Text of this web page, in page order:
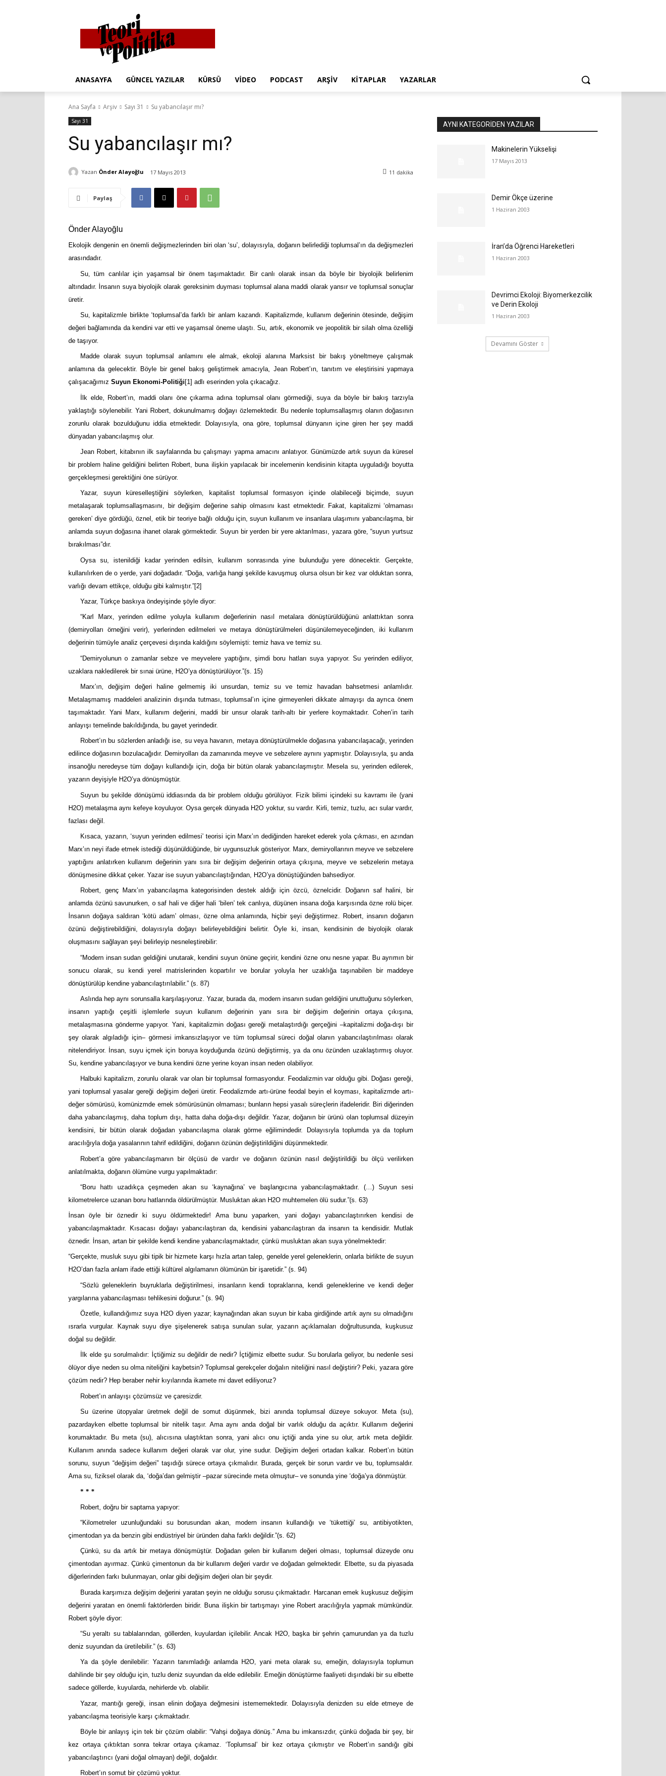
ANASAYFA GÜNCEL YAZILAR KÜRSÜ VIDEO PODCAST ARŞIV KITAPLAR YAZARLAR
Ana Sayfa Arşiv Sayı 31 Su yabancılaşır mı?
Sayı 31
Su yabancılaşır mı?
Yazan Önder Alayoğlu 17 Mayıs 2013 11 dakika
Paylaş
Önder Alayoğlu
Ekolojik dengenin en önemli değişmezlerinden biri olan ‘su’, dolayısıyla, doğanın belirlediği toplumsal’ın da değişmezleri
arasındadır.
Su, tüm canlılar için yaşamsal bir önem taşımaktadır. Bir canlı olarak insan da böyle bir biyolojik belirlenim
altındadır. İnsanın suya biyolojik olarak gereksinim duyması toplumsal alana maddi olarak yansır ve toplumsal sonuçlar
üretir.
Su, kapitalizmle birlikte ‘toplumsal’da farklı bir anlam kazandı. Kapitalizmde, kullanım değerinin ötesinde, değişim
değeri bağlamında da kendini var etti ve yaşamsal öneme ulaştı. Su, artık, ekonomik ve jeopolitik bir silah olma özelliği
de taşıyor.
Madde olarak suyun toplumsal anlamını ele almak, ekoloji alanına Marksist bir bakış yöneltmeye çalışmak
anlamına da gelecektir. Böyle bir genel bakış geliştirmek amacıyla, Jean Robert’ın, tanıtım ve eleştirisini yapmaya
çalışacağımız Suyun Ekonomi-Politiği [1] adlı eserinden yola çıkacağız.
İlk elde, Robert’ın, maddi olanı öne çıkarma adına toplumsal olanı görmediği, suya da böyle bir bakış tarzıyla
yaklaştığı söylenebilir. Yani Robert, dokunulmamış doğayı özlemektedir. Bu nedenle toplumsallaşmış olanın doğasının
zorunlu olarak bozulduğunu iddia etmektedir. Dolayısıyla, ona göre, toplumsal dünyanın içine giren her şey maddi
dünyadan yabancılaşmış olur.
Jean Robert, kitabının ilk sayfalarında bu çalışmayı yapma amacını anlatıyor. Günümüzde artık suyun da küresel
bir problem haline geldiğini belirten Robert, buna ilişkin yapılacak bir incelemenin kendisinin kitapta uyguladığı boyutta
gerçekleşmesi gerektiğini öne sürüyor.
Yazar, suyun küreselleştiğini söylerken, kapitalist toplumsal formasyon içinde olabileceği biçimde, suyun
metalaşarak toplumsallaşmasını, bir değişim değerine sahip olmasını kast etmektedir. Fakat, kapitalizmi ‘olmaması
gereken’ diye gördüğü, öznel, etik bir teoriye bağlı olduğu için, suyun kullanım ve insanlara ulaşımını yabancılaşma, bir
anlamda suyun doğasına ihanet olarak görmektedir. Suyun bir yerden bir yere aktarılması, yazara göre, “suyun yurtsuz
bırakılması”dır.
Oysa su, istenildiği kadar yerinden edilsin, kullanım sonrasında yine bulunduğu yere dönecektir. Gerçekte,
kullanılırken de o yerde, yani doğadadır. “Doğa, varlığa hangi şekilde kavuşmuş olursa olsun bir kez var olduktan sonra,
varlığı devam ettikçe, olduğu gibi kalmıştır.”[2]
Yazar, Türkçe baskıya öndeyişinde şöyle diyor:
“Karl Marx, yerinden edilme yoluyla kullanım değerlerinin nasıl metalara dönüştürüldüğünü anlattıktan sonra
(demiryolları örneğini verir), yerlerinden edilmeleri ve metaya dönüştürülmeleri düşünülemeyeceğinden, iki kullanım
değerinin tümüyle analiz çerçevesi dışında kaldığını söylemişti: temiz hava ve temiz su.
“Demiryolunun o zamanlar sebze ve meyvelere yaptığını, şimdi boru hatları suya yapıyor. Su yerinden ediliyor,
uzaklara nakledilerek bir sınai ürüne, H2O’ya dönüştürülüyor.”(s. 15)
Marx’ın, değişim değeri haline gelmemiş iki unsurdan, temiz su ve temiz havadan bahsetmesi anlamlıdır.
Metalaşmamış maddeleri analizinin dışında tutması, toplumsal’ın içine girmeyenleri dikkate almayışı da ayrıca önem
taşımaktadır. Yani Marx, kullanım değerini, maddi bir unsur olarak tarih-altı bir yerlere koymaktadır. Cohen’in tarih
anlayışı temelinde bakıldığında, bu gayet yerindedir.
Robert’ın bu sözlerden anladığı ise, su veya havanın, metaya dönüştürülmekle doğasına yabancılaşacağı, yerinden
edilince doğasının bozulacağıdır. Demiryolları da zamanında meyve ve sebzelere aynını yapmıştır. Dolayısıyla, şu anda
insanoğlu neredeyse tüm doğayı kullandığı için, doğa bir bütün olarak yabancılaşmıştır. Mesela su, yerinden edilerek,
yazarın deyişiyle H2O’ya dönüşmüştür.
Suyun bu şekilde dönüşümü iddiasında da bir problem olduğu görülüyor. Fizik bilimi içindeki su kavramı ile (yani
H2O) metalaşma aynı kefeye koyuluyor. Oysa gerçek dünyada H2O yoktur, su vardır. Kirli, temiz, tuzlu, acı sular vardır,
fazlası değil.
Kısaca, yazarın, ‘suyun yerinden edilmesi’ teorisi için Marx’ın dediğinden hareket ederek yola çıkması, en azından
Marx’ın neyi ifade etmek istediği düşünüldüğünde, bir uygunsuzluk gösteriyor. Marx, demiryollarının meyve ve sebzelere
yaptığını anlatırken kullanım değerinin yanı sıra bir değişim değerinin ortaya çıkışına, meyve ve sebzelerin metaya
dönüşmesine dikkat çeker. Yazar ise suyun yabancılaştığından, H2O’ya dönüştüğünden bahsediyor.
Robert, genç Marx’ın yabancılaşma kategorisinden destek aldığı için özcü, öznelcidir. Doğanın saf halini, bir
anlamda özünü savunurken, o saf hali ve diğer hali ‘bilen’ tek canlıya, düşünen insana doğa karşısında özne rolü biçer.
İnsanın doğaya saldıran ‘kötü adam’ olması, özne olma anlamında, hiçbir şeyi değiştirmez. Robert, insanın doğanın
özünü değiştirebildiğini, dolayısıyla doğayı belirleyebildiğini belirtir. Öyle ki, insan, kendisinin de biyolojik olarak
oluşmasını sağlayan şeyi belirleyip nesneleştirebilir:
“Modern insan sudan geldiğini unutarak, kendini suyun önüne geçirir, kendini özne onu nesne yapar. Bu ayrımın bir
sonucu olarak, su kendi yerel matrislerinden kopartılır ve borular yoluyla her uzaklığa taşınabilen bir maddeye
dönüştürülüp kendine yabancılaştırılabilir.” (s. 87)
Aslında hep aynı sorunsalla karşılaşıyoruz. Yazar, burada da, modern insanın sudan geldiğini unuttuğunu söylerken,
insanın yaptığı çeşitli işlemlerle suyun kullanım değerinin yanı sıra bir değişim değerinin ortaya çıkışına,
metalaşmasına gönderme yapıyor. Yani, kapitalizmin doğası gereği metalaştırdığı gerçeğini –kapitalizmi doğa-dışı bir
şey olarak algıladığı için– görmesi imkansızlaşıyor ve tüm toplumsal süreci doğal olanın yabancılaştırılması olarak
nitelendiriyor. İnsan, suyu içmek için boruya koyduğunda özünü değiştirmiş, ya da onu özünden uzaklaştırmış oluyor.
Su, kendine yabancılaşıyor ve buna kendini özne yerine koyan insan neden olabiliyor.
Halbuki kapitalizm, zorunlu olarak var olan bir toplumsal formasyondur. Feodalizmin var olduğu gibi. Doğası gereği,
yani toplumsal yasalar gereği değişim değeri üretir. Feodalizmde artı-ürüne feodal beyin el koyması, kapitalizmde artı-
değer sömürüsü, komünizmde emek sömürüsünün olmaması; bunların hepsi yasalı süreçlerin ifadeleridir. Biri diğerinden
daha yabancılaşmış, daha toplum dışı, hatta daha doğa-dışı değildir. Yazar, doğanın bir ürünü olan toplumsal düzeyin
kendisini, bir bütün olarak doğadan yabancılaşma olarak görme eğilimindedir. Dolayısıyla toplumda ya da toplum
aracılığıyla doğa yasalarının tahrif edildiğini, doğanın özünün değiştirildiğini düşünmektedir.
Robert’a göre yabancılaşmanın bir ölçüsü de vardır ve doğanın özünün nasıl değiştirildiği bu ölçü verilirken
anlatılmakta, doğanın ölümüne vurgu yapılmaktadır:
“Boru hattı uzadıkça çeşmeden akan su ‘kaynağına’ ve başlangıcına yabancılaşmaktadır. (…) Suyun sesi
kilometrelerce uzanan boru hatlarında öldürülmüştür. Musluktan akan H2O muhtemelen ölü sudur.”(s. 63)
İnsan öyle bir öznedir ki suyu öldürmektedir! Ama bunu yaparken, yani doğayı yabancılaştırırken kendisi de
yabancılaşmaktadır. Kısacası doğayı yabancılaştıran da, kendisini yabancılaştıran da insanın ta kendisidir. Mutlak
öznedir. İnsan, artan bir şekilde kendi kendine yabancılaşmaktadır, çünkü musluktan akan suya yönelmektedir:
“Gerçekte, musluk suyu gibi tipik bir hizmete karşı hızla artan talep, genelde yerel geleneklerin, onlarla birlikte de suyun
H2O’dan fazla anlam ifade ettiği kültürel algılamanın ölümünün bir işaretidir.” (s. 94)
“Sözlü geleneklerin buyruklarla değiştirilmesi, insanların kendi topraklarına, kendi geleneklerine ve kendi değer
yargılarına yabancılaşması tehlikesini doğurur.” (s. 94)
Özetle, kullandığımız suya H2O diyen yazar; kaynağından akan suyun bir kaba girdiğinde artık aynı su olmadığını
ısrarla vurgular. Kaynak suyu diye şişelenerek satışa sunulan sular, yazarın açıklamaları doğrultusunda, kuşkusuz
doğal su değildir.
İlk elde şu sorulmalıdır: İçtiğimiz su değildir de nedir? İçtiğimiz elbette sudur. Su borularla geliyor, bu nedenle sesi
ölüyor diye neden su olma niteliğini kaybetsin? Toplumsal gerekçeler doğalın niteliğini nasıl değiştirir? Peki, yazara göre
çözüm nedir? Hep beraber nehir kıyılarında ikamete mi davet ediliyoruz?
Robert’ın anlayışı çözümsüz ve çaresizdir.
Su üzerine ütopyalar üretmek değil de somut düşünmek, bizi anında toplumsal düzeye sokuyor. Meta (su),
pazardayken elbette toplumsal bir nitelik taşır. Ama aynı anda doğal bir varlık olduğu da açıktır. Kullanım değerini
korumaktadır. Bu meta (su), alıcısına ulaştıktan sonra, yani alıcı onu içtiği anda yine su olur, artık meta değildir.
Kullanım anında sadece kullanım değeri olarak var olur, yine sudur. Değişim değeri ortadan kalkar. Robert’ın bütün
sorunu, suyun “değişim değeri” taşıdığı sürece ortaya çıkmalıdır. Burada, gerçek bir sorun vardır ve bu, toplumsaldır.
Ama su, fiziksel olarak da, ‘doğa’dan gelmiştir –pazar sürecinde meta olmuştur– ve sonunda yine ‘doğa’ya dönmüştür.
* * *
Robert, doğru bir saptama yapıyor:
“Kilometreler uzunluğundaki su borusundan akan, modern insanın kullandığı ve ‘tükettiği’ su, antibiyotikten,
çimentodan ya da benzin gibi endüstriyel bir üründen daha farklı değildir.”(s. 62)
Çünkü, su da artık bir metaya dönüşmüştür. Doğadan gelen bir kullanım değeri olması, toplumsal düzeyde onu
çimentodan ayırmaz. Çünkü çimentonun da bir kullanım değeri vardır ve doğadan gelmektedir. Elbette, su da piyasada
diğerlerinden farkı bulunmayan, onlar gibi değişim değeri olan bir şeydir.
Burada karşımıza değişim değerini yaratan şeyin ne olduğu sorusu çıkmaktadır. Harcanan emek kuşkusuz değişim
değerini yaratan en önemli faktörlerden biridir. Buna ilişkin bir tartışmayı yine Robert aracılığıyla yapmak mümkündür.
Robert şöyle diyor:
“Su yeraltı su tablalarından, göllerden, kuyulardan içilebilir. Ancak H2O, başka bir şehrin çamurundan ya da tuzlu
deniz suyundan da üretilebilir.” (s. 63)
Ya da şöyle denilebilir: Yazarın tanımladığı anlamda H2O, yani meta olarak su, emeğin, dolayısıyla toplumun
dahilinde bir şey olduğu için, tuzlu deniz suyundan da elde edilebilir. Emeğin dönüştürme faaliyeti dışındaki bir su elbette
sadece göllerde, kuyularda, nehirlerde vb. olabilir.
Yazar, mantığı gereği, insan elinin doğaya değmesini istememektedir. Dolayısıyla denizden su elde etmeye de
yabancılaşma teorisiyle karşı çıkmaktadır.
Böyle bir anlayış için tek bir çözüm olabilir: “Vahşi doğaya dönüş.” Ama bu imkansızdır, çünkü doğada bir şey, bir
kez ortaya çıktıktan sonra tekrar ortaya çıkamaz. ‘Toplumsal’ bir kez ortaya çıkmıştır ve Robert’ın sandığı gibi
yabancılaştırıcı (yani doğal olmayan) değil, doğaldır.
Robert’ın somut bir çözümü yoktur.
AYNI KATEGORIDEN YAZILAR
Makinelerin Yükselişi
17 Mayıs 2013
Demir Ökçe üzerine
1 Haziran 2003
İran’da Öğrenci Hareketleri
1 Haziran 2003
Devrimci Ekoloji: Biyomerkezcilik
ve Derin Ekoloji
1 Haziran 2003
Devamını Göster